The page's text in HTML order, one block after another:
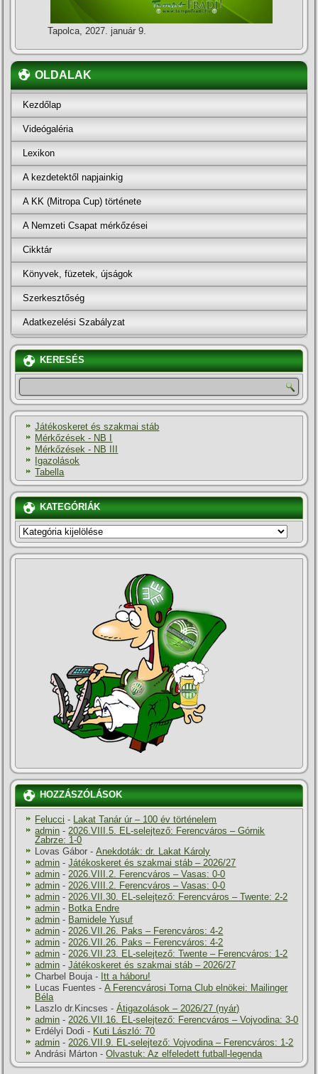
Tapolca, 2027. január 9.
OLDALAK
Kezdőlap
Videógaléria
Lexikon
A kezdetektől napjainkig
A KK (Mitropa Cup) története
A Nemzeti Csapat mérkőzései
Cikktár
Könyvek, füzetek, újságok
Szerkesztőség
Adatkezelési Szabályzat
KERESÉS
Játékoskeret és szakmai stáb
Mérkőzések - NB I
Mérkőzések - NB III
Igazolások
Tabella
KATEGÓRIÁK
KATEGÓRIÁK
HOZZÁSZÓLÁSOK
Felucci - Lakat Tanár úr – 100 év történelem
admin - 2026.VIII.5. EL-selejtező: Ferencváros – Górnik
Zabrze: 1-0
Lovas Gábor -Anekdoták: dr. Lakat Károly
admin -Játékoskeret és szakmai stáb – 2026/27
admin - 2026.VIII.2. Ferencváros – Vasas: 0-0
admin - 2026.VIII.2. Ferencváros – Vasas: 0-0
admin - 2026.VII.30. EL-selejtező: Ferencváros – Twente: 2-2
admin - Botka Endre
admin - Bamidele Yusuf
admin - 2026.VII.26. Paks – Ferencváros: 4-2
admin - 2026.VII.26. Paks – Ferencváros: 4-2
admin - 2026.VII.23. EL-selejtező: Twente – Ferencváros: 1-2
admin -Játékoskeret és szakmai stáb – 2026/27
Charbel Bouja - Itt a háboru!
Lucas Fuentes -A Ferencvárosi Torna Club elnökei: Mailinger
Béla
Laszlo dr.Kincses -Átigazolások – 2026/27 (nyár)
admin - 2026.VII.16. EL-selejtező: Ferencváros – Vojvodina: 3-0
Erdélyi Dodi - Kuti László: 70
admin - 2026.VII.9. EL-selejtező: Vojvodina – Ferencváros: 1-2
Andrási Márton -Olvastuk: Az elfeledett futball-legenda